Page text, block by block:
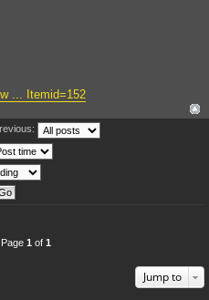
... Itemid=152
1 of 1
Jump to